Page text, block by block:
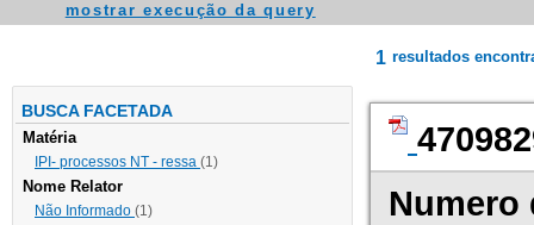
mostrar execução da query
BUSCA FACETADA
Matéria
IPI- processos NT - ressa (1)
Nome Relator
Não Informado (1)
1 resultados
Numero